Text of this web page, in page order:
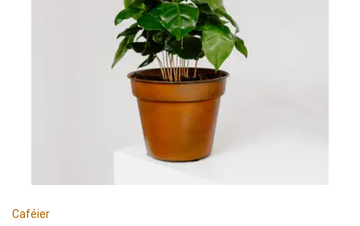
Caféier